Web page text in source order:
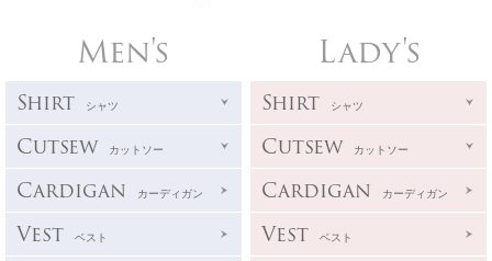
Men's
Shirt シャツ
Cutsew カットソー
Cardigan カーディガン
Vest ベスト
Lady's
Shirt シャツ
Cutsew カットソー
Cardigan カーディガン
Vest ベスト